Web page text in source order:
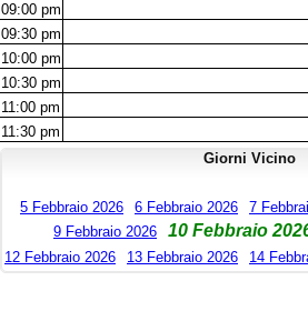
09:00 pm
09:30 pm
10:00 pm
10:30 pm
11:00 pm
11:30 pm
Giorni Vicino
5 Febbraio 2026 6 Febbraio 2026 7
9 Febbraio 2026
10 Febbraio
12 Febbraio 2026
13 Febbraio 2026 14